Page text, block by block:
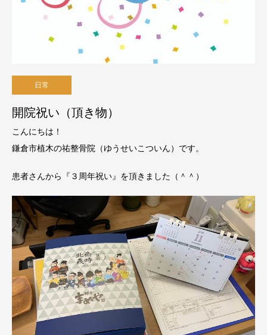
日常
開院祝い（頂き物）
こんにちは！
鎌倉市植木の祐整骨院（ゆうせいこついん）です。
患者さんから『３周年祝い』を頂きました（＾＾）